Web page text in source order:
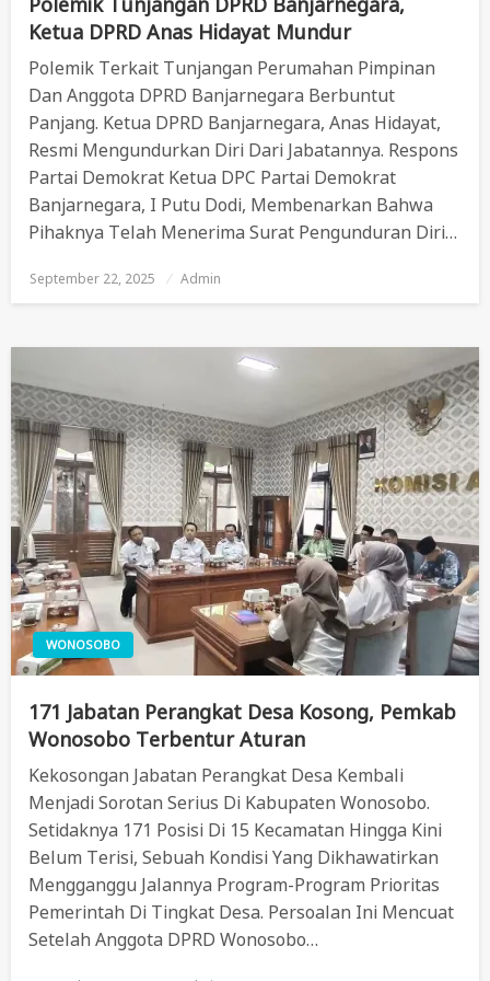
Ketua DPRD Anas Hidayat Mundur
Polemik Terkait Tunjangan Perumahan Pimpinan
Dan Anggota DPRD Banjarnegara Berbuntut
Panjang. Ketua DPRD Banjarnegara, Anas Hidayat,
Resmi Mengundurkan Diri Dari Jabatannya. Respons
Partai Demokrat Ketua DPC Partai Demokrat
Banjarnegara, I Putu Dodi, Membenarkan Bahwa
Pihaknya Telah Menerima Surat Pengunduran Diri…
Posted
On
September 22, 2025 Admin
WONOSOBO
171 Jabatan Perangkat Desa Kosong, Pemkab
Wonosobo Terbentur Aturan
Kekosongan Jabatan Perangkat Desa Kembali
Menjadi Sorotan Serius Di Kabupaten Wonosobo.
Setidaknya 171 Posisi Di 15 Kecamatan Hingga Kini
Belum Terisi, Sebuah Kondisi Yang Dikhawatirkan
Mengganggu Jalannya Program-Program Prioritas
Pemerintah Di Tingkat Desa. Persoalan Ini Mencuat
Setelah Anggota DPRD Wonosobo…